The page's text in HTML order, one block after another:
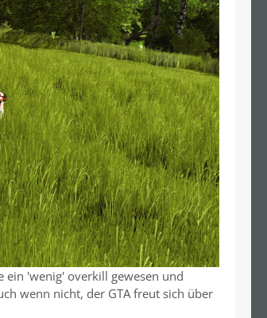
ein 'wenig' overkill gewesen und
wenn nicht, der GTA freut sich über